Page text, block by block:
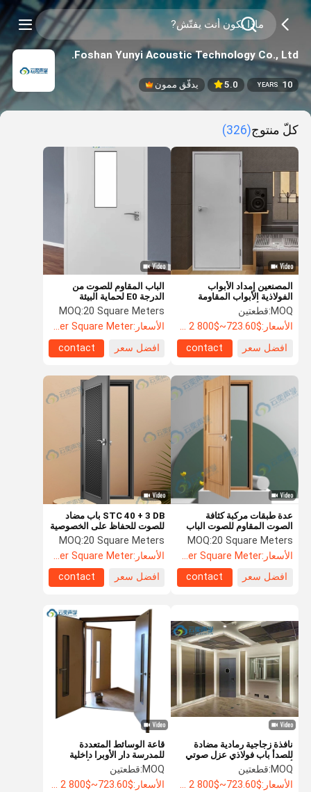
Foshan Yunyi Acoustic Technology Co., Ltd.
10
YEARS
5.0 يدقّق ممون
كلّ منتوج(326)
الباب المقاوم للصوت من
الدرجة E0 لحماية البيئة
H2200*W900*D120/245
مم
MOQ:20 Square Meters
الأسعار:US$104.8 Per Square Meter
افضل سعر
contact
المصنعين إمداد الأبواب
الفولاذية الأبواب المقاومة
للصوت الأبواب المقاومة للماء
MOQ: قطعتين
الأسعار:$723.60~$800 2 - 49 pieces, $638.80 50~$720 99 pieces , 100 - 199 pieces $621.7
افضل سعر
contact
STC 40 + 3 DB باب مضاد
للصوت للحفاظ على الخصوصية
والراحة في المباني السكنية
MOQ:20 Square Meters
الأسعار:US$104.8 Per Square Meter
افضل سعر
contact
عدة طبقات مركبة كثافة
الصوت المقاوم للصوت الباب
الفولاذ المقاوم للصدماتMOQ:20 Square Meters
الأسعار:US$104.8 Per Square Meter
افضل سعر
contact
قاعة الوسائط المتعددة
للمدرسة دار الأوبرا داخلية
عازلة للصوت مدخل أمن باب
فولاذي
MOQ: قطعتين
الأسعار:$723.60~$800 2 - 49 pieces, $638.80 50~$720 99 pieces , 100 - 199 pieces $621.7
نافذة زجاجية رمادية مضادة
للصدأ باب فولاذي عزل صوتي
أبواب معدنية لمختبر
MOQ: قطعتين
الأسعار:$723.60~$800 2 - 49 pieces, $638.80 50~$720 99 pieces , 100 - 199 pieces $621.7